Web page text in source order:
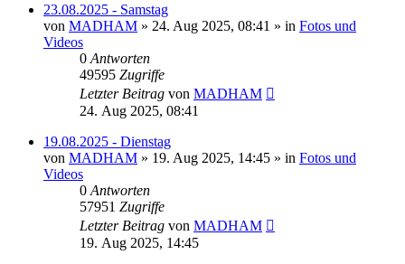
23.08.2025 - Samstag
von MADHAM » 24. Aug 2025, 08:41 » in Fotos und
Videos
0 Antworten
49595 Zugriffe
Letzter Beitrag von MADHAM
24. Aug 2025, 08:41
19.08.2025 - Dienstag
von MADHAM » 19. Aug 2025, 14:45 » in Fotos und
Videos
0 Antworten
57951 Zugriffe
Letzter Beitrag von MADHAM
19. Aug 2025, 14:45